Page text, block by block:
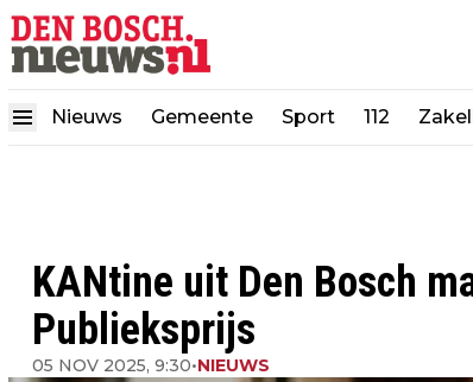
Nieuws Gemeente Sport 112
KANtine uit Den Bosch
Publieksprijs
05 NOV 2025, 9:30•NIEUWS